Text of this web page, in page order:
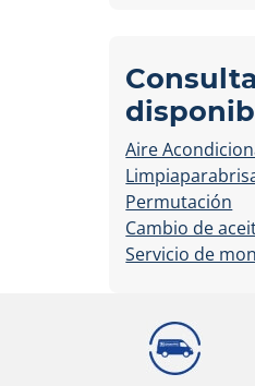
Aire
Permutación
Cambio de
Servicio de